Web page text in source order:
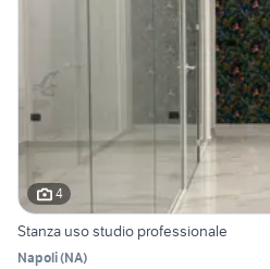
4
Stanza uso studio professionale
Napoli(NA)